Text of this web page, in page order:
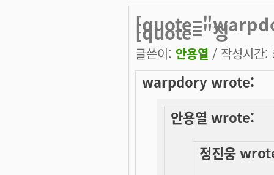
[quote="정
글쓴이: 안용열 / 작성시간
warpdory wrote:
안용열 wrote:
정진웅